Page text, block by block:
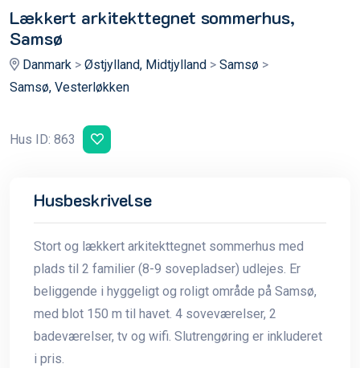
Lækkert arkitekttegnet sommerhus,
Samsø
Danmark > Østjylland, Midtjylland > Samsø >
Samsø, Vesterløkken
Hus ID: 863
Husbeskrivelse
Stort og lækkert arkitekttegnet sommerhus med
plads til 2 familier (8-9 sovepladser) udlejes. Er
beliggende i hyggeligt og roligt område på Samsø,
med blot 150 m til havet. 4 soveværelser, 2
badeværelser, tv og wifi. Slutrengøring er inkluderet
i pris.